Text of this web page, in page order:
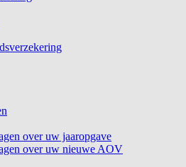
over uw jaaropgave
over uw nieuwe AOV